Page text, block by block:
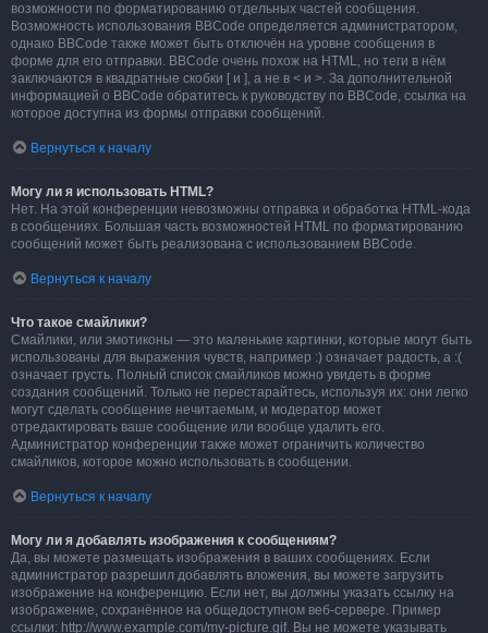
возможности по форматированию отдельных частей сообщения.
Возможность использования BBCode определяется администратором,
однако BBCode также может быть отключён на уровне сообщения в
форме для его отправки. BBCode очень похож на HTML, но теги в нём
заключаются в квадратные скобки [ и ], а не в < и >. За дополнительной
информацией о BBCode обратитесь к руководству по BBCode, ссылка на
которое доступна из формы отправки сообщений.
Вернуться к началу
Могу ли я использовать HTML?
Нет. На этой конференции невозможны отправка и обработка HTML-кода
в сообщениях. Большая часть возможностей HTML по форматированию
сообщений может быть реализована с использованием BBCode.
Вернуться к началу
Что такое смайлики?
Смайлики, или эмотиконы — это маленькие картинки, которые могут быть
использованы для выражения чувств, например :) означает радость, а :(
означает грусть. Полный список смайликов можно увидеть в форме
создания сообщений. Только не перестарайтесь, используя их: они легко
могут сделать сообщение нечитаемым, и модератор может
отредактировать ваше сообщение или вообще удалить его.
Администратор конференции также может ограничить количество
смайликов, которое можно использовать в сообщении.
Вернуться к началу
Могу ли я добавлять изображения к сообщениям?
Да, вы можете размещать изображения в ваших сообщениях. Если
администратор разрешил добавлять вложения, вы можете загрузить
изображение на конференцию. Если нет, вы должны указать ссылку на
изображение, сохранённое на общедоступном веб-сервере. Пример
ссылки: http://www.example.com/my-picture.gif. Вы не можете указывать